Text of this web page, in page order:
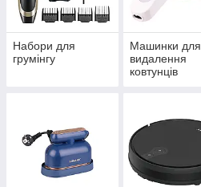
Набори для
грумінгу
Машинки для
видалення
ковтунців